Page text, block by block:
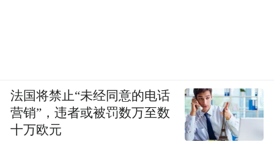
法国将禁止“未经同意的电话
营销”，违者或被罚数万至数
十万欧元